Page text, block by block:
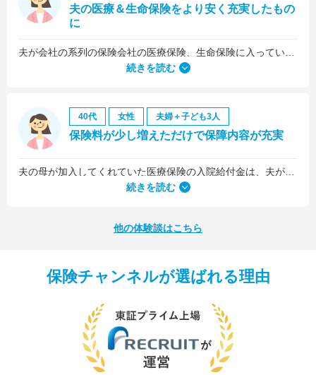
夫の医療＆生命保険をより安く充実したもの
に
続きを読む
40代 女性 夫婦＋子ども3人
保険料が少し増えただけで保障内容が充実
続きを読む
他の体験談はこちら
保険チャンネルが選ばれる理由